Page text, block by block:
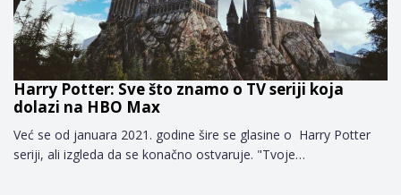
Harry Potter: Sve što znamo o TV seriji koja
dolazi na HBO Max
Već se od januara 2021. godine šire se glasine o Harry Potter
seriji, ali izgleda da se konačno ostvaruje. "Tvoje…